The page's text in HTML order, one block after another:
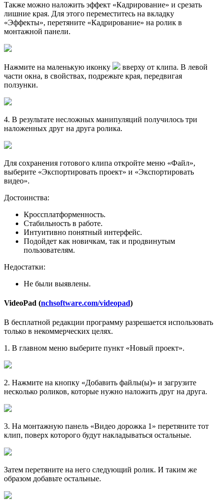
Также можно наложить эффект «Кадрирование» и срезать
лишние края. Для этого переместитесь на вкладку
«Эффекты», перетяните «Кадрирование» на ролик в
монтажной панели.
Нажмите на маленькую иконку
вверху от клипа. В левой
части окна, в свойствах, подрежьте края, передвигая
ползунки.
4. В результате несложных манипуляций получилось три
наложенных друг на друга ролика.
Для сохранения готового клипа откройте меню «Файл»,
выберите «Экспортировать проект» и «Экспортировать
видео».
Достоинства:
Кроссплатформенность.
Стабильность в работе.
Интуитивно понятный интерфейс.
Подойдет как новичкам, так и продвинутым
пользователям.
Недостатки:
Не были выявлены.
VideoPad (nchsoftware.com/videopad)
В бесплатной редакции программу разрешается использовать
только в некоммерческих целях.
1 . В главном меню выберите пункт «Новый проект».
2. Нажмите на кнопку «Добавить файлы(ы)» и загрузите
несколько роликов, которые нужно наложить друг на друга.
3. На монтажную панель «Видео дорожка 1» перетяните тот
клип, поверх которого будут накладываться остальные.
Затем перетяните на него следующий ролик. И таким же
образом добавьте остальные.